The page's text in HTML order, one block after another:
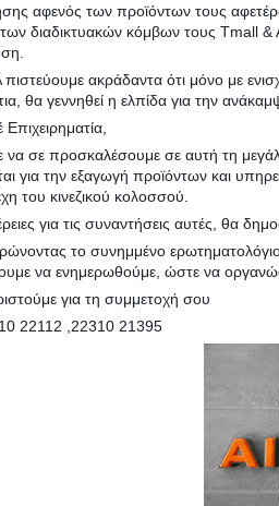
αφενός των προϊόντων τους
διαδικτυακών κόμβων τους Tmall &
ακράδαντα ότι μόνο με
θα γεννηθεί η ελπίδα για την
να σε προσκαλέσουμε σε αυτή τη
για την εξαγωγή προϊόντων και
του κινεζικού κολοσσού.
για τις συναντήσεις αυτές, θα
το συνημμένο ερωτηματολόγιο
να ενημερωθούμε, ώστε να
για τη συμμετοχή σου
22112 ,22310 21395